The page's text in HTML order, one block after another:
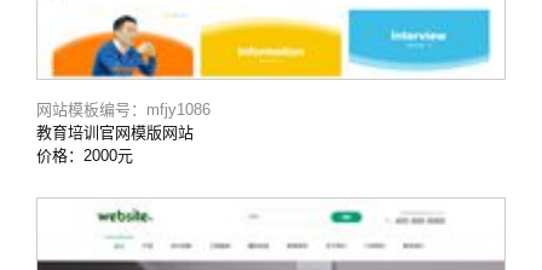
网站模板编号：mfjy1086
教育培训官网模版网站
价格：2000元